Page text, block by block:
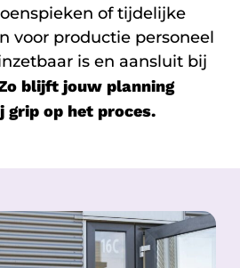
of tijdelijke
voor productie personeel
is en aansluit bij
blijft jouw planning
grip op het proces.